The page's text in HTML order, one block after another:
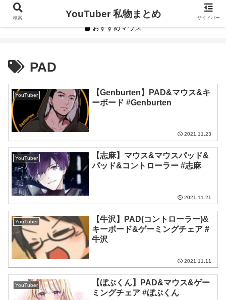
YouTuberや人気インフルエンサーの私物まとめです。
おすすめマウス
PAD
YouTuber
【Genburten】PAD&マウス&キ
ーボード #Genburten
2021.11.23
YouTuber
【志麻】マウス&マウスパッド&
パッド&コントローラー #志麻
2021.11.21
YouTuber
【牛沢】PAD(コントローラー)&
キーボード&ゲーミングチェア #
牛沢
2021.11.11
YouTuber
【ぼぶくん】PAD&マウス&ゲー
ミングチェア #ぼぶくん
検索 YouTuber 私物まとめ サイドバー